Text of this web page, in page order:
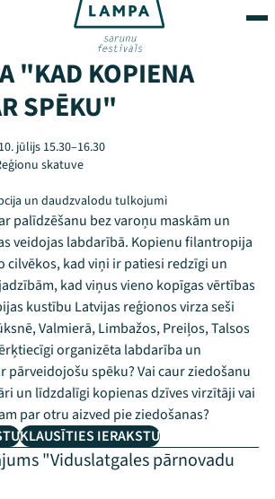
"KAD KOPIENA
SPĒKU"
10. jūlijs 15.30–16.30
skatuve
un daudzvalodu tulkojumi
palīdzēšanu bez varoņu maskām un
veidojas labdarībā. Kopienu filantropija
cilvēkos, kad viņi ir patiesi redzīgi un
kad viņus vieno kopīgas vērtības
kustību Latvijas reģionos virza seši
Valmierā, Limbažos, Preiļos, Talsos
organizēta labdarība un
pārveidojošu spēku? Vai caur ziedošanu
un līdzdalīgi kopienas dzīves virzītāji vai
par otru aizved pie ziedošanas?
KLAUSĪTIES IERAKSTU
"Viduslatgales pārnovadu